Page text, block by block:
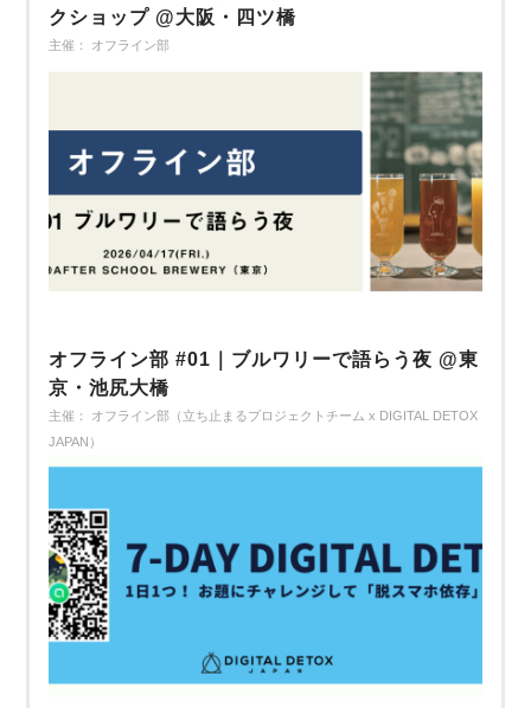
クショップ @大阪・四ツ橋
主催： オフライン部
オフライン部 #01｜ブルワリーで語らう夜 @東
京・池尻大橋
主催： オフライン部（立ち止まるプロジェクトチーム x DIGITAL DETOX
JAPAN）